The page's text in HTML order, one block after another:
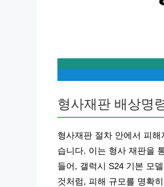
형사재판 배상명
형사재판 절차 안에서 피해
습니다. 이는 형사 재판을
들어, 갤럭시 S24 기본 모
것처럼, 피해 규모를 명확